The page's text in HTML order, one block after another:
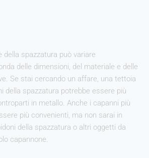
della spazzatura può variare
delle dimensioni, del materiale e delle
Se stai cercando un affare, una tettoia
della spazzatura potrebbe essere più
in metallo. Anche i capanni più
più convenienti, ma non sarai in
della spazzatura o altri oggetti da
capannone.